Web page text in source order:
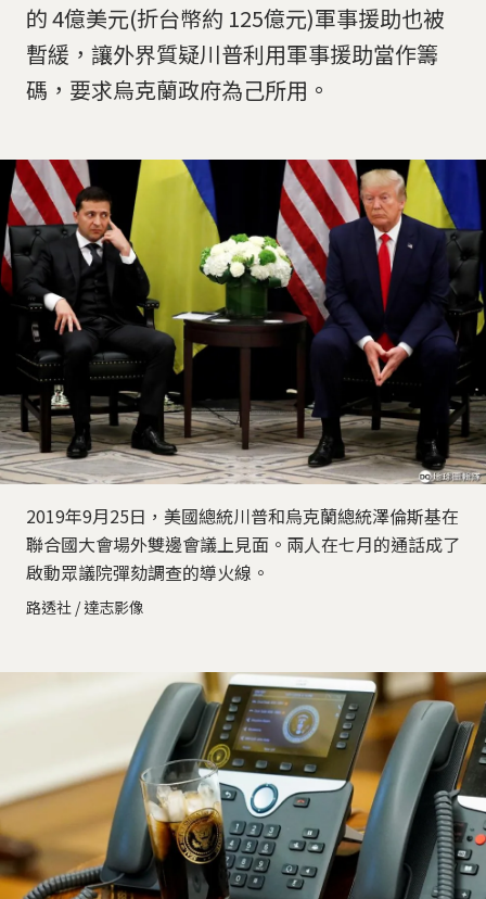
的 4億美元(折台幣約 125億元)軍事援助也被
暫緩，讓外界質疑川普利用軍事援助當作籌
碼，要求烏克蘭政府為己所用。
2019年9月25日，美國總統川普和烏克蘭總統澤倫斯基在
聯合國大會場外雙邊會議上見面。兩人在七月的通話成了
啟動眾議院彈劾調查的導火線。
路透社 / 達志影像